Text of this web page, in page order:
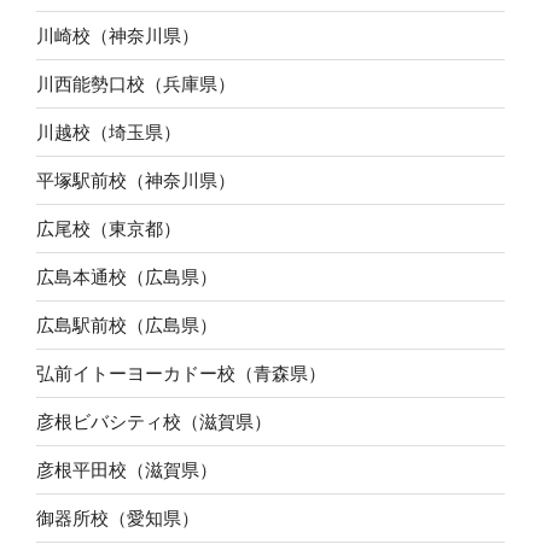
川崎校（神奈川県）
川西能勢口校（兵庫県）
川越校（埼玉県）
平塚駅前校（神奈川県）
広尾校（東京都）
広島本通校（広島県）
広島駅前校（広島県）
弘前イトーヨーカドー校（青森県）
彦根ビバシティ校（滋賀県）
彦根平田校（滋賀県）
御器所校（愛知県）